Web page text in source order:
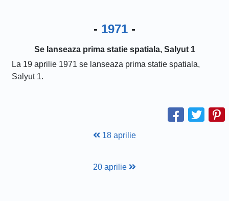
- 1971 -
Se lanseaza prima statie spatiala, Salyut 1
La 19 aprilie 1971 se lanseaza prima statie spatiala,
Salyut 1.
18 aprilie
20 aprilie